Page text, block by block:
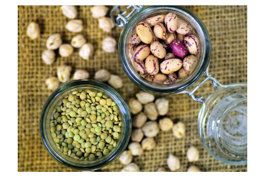
Ingrandisci
immagine